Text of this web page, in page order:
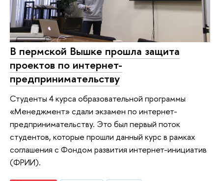
В пермской Вышке прошла защита
проектов по интернет-
предпринимательству
Студенты 4 курса образовательной программы
«Менеджмент» сдали экзамен по интернет-
предпринимательству. Это был первый поток
студентов, которые прошли данный курс в рамках
соглашения с Фондом развития интернет-инициатив
(ФРИИ).